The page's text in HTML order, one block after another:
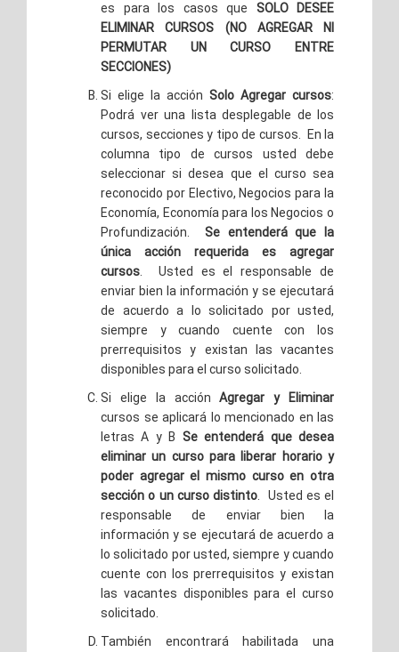
es para los casos que SOLO DESEE
ELIMINAR CURSOS (NO AGREGAR NI
PERMUTAR UN CURSO ENTRE
SECCIONES)
Si elige la acción Solo Agregar cursos:
Podrá ver una lista desplegable de los
cursos, secciones y tipo de cursos. En la
columna tipo de cursos usted debe
seleccionar si desea que el curso sea
reconocido por Electivo, Negocios para la
Economía, Economía para los Negocios o
Profundización.Se entenderá que la
única acción requerida es agregar
cursos . Usted es el responsable de
enviar bien la información y se ejecutará
de acuerdo a lo solicitado por usted,
siempre y cuando cuente con los
prerrequisitos y existan las vacantes
disponibles para el curso solicitado.
Si elige la acciónAgregar y Eliminar
cursos se aplicará lo mencionado en las
letras A y B Se entenderá que desea
eliminar un curso para liberar horario y
poder agregar el mismo curso en otra
sección o un curso distinto . Usted es el
responsable de enviar bien la
información y se ejecutará de acuerdo a
lo solicitado por usted, siempre y cuando
cuente con los prerrequisitos y existan
las vacantes disponibles para el curso
solicitado.
También encontrará habilitada una